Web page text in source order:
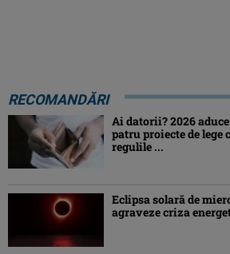
RECOMANDĂRI
Ai datorii? 2026
patru proiecte de lege
regulile ...
Eclipsa solară de
agraveze criza